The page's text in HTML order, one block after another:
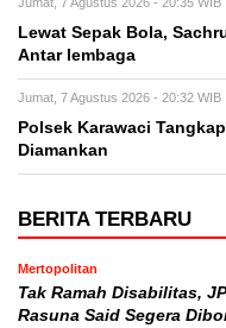
Lewat Sepak Bola,
Antar lembaga
Jumat, 7 Agustus 2026 - 20:32 WIB
Polsek Karawaci
Diamankan
BERITA TERBARU
Mertopolitan
Tak Ramah Disabilitas,
Rasuna Said Segera